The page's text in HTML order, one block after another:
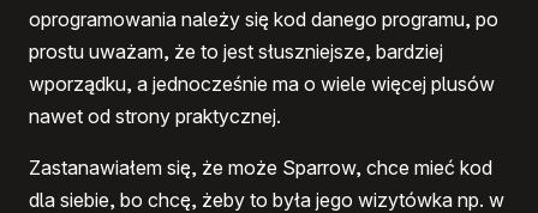
oprogramowania należy się kod danego programu, po
prostu uważam, że to jest słuszniejsze, bardziej
wporządku, a jednocześnie ma o wiele więcej plusów
nawet od strony praktycznej.
Zastanawiałem się, że może Sparrow, chce mieć kod
dla siebie, bo chcę, żeby to była jego wizytówka np. w